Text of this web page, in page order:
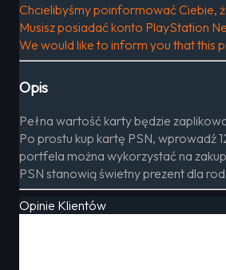
Chcielibyśmy poinformować Ciebie,
Musisz posiadać konto PlayStation
We would like to inform you that this
Opis
Pełna wartość karty będzie
Po prostu kup kartę PSN, wprowadź
portfela można wykorzystać na
PSN stanowią świetny prezent dla
Opinie Klientów